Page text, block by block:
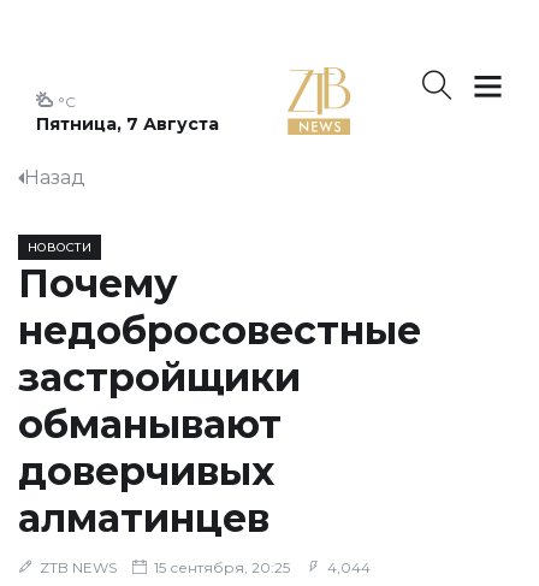
Пятница, 7 Августа
°C
Назад
НОВОСТИ
Почему
недобросовестные
застройщики
обманывают
доверчивых
алматинцев
ZTB NEWS 15 сентября, 20:25 4,044